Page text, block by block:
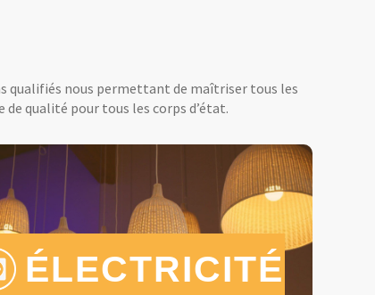
qualifiés nous permettant de maîtriser tous les
qualité pour tous les corps d’état.
ÉLECTRICITÉ